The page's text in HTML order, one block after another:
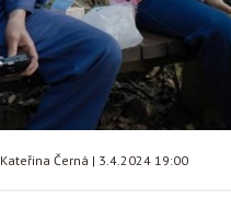
Kateřina Černá | 3.4.2024 19:00